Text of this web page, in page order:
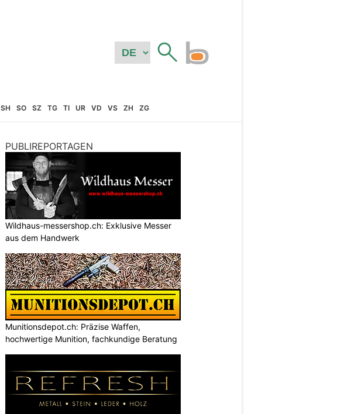
SH SO SZ TG TI UR VD VS ZH ZG
PUBLIREPORTAGEN
Wildhaus-messershop.ch: Exklusive Messer
aus dem Handwerk
Munitionsdepot.ch: Präzise Waffen,
hochwertige Munition, fachkundige Beratung